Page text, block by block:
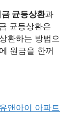
균등상환과
균등상환은
환하는 방법으
원금을 한꺼
앤아이 아파트